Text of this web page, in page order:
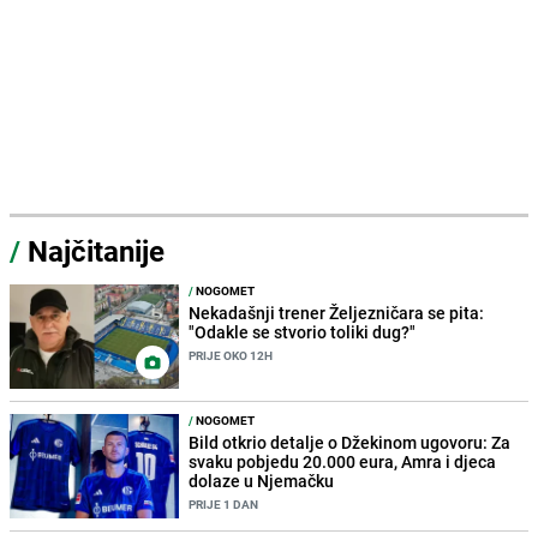
/ Najčitanije
/NOGOMET
Nekadašnji trener Željezničara se pita:
"Odakle se stvorio toliki dug?"
PRIJE OKO 12H
/NOGOMET
Bild otkrio detalje o Džekinom ugovoru: Za
svaku pobjedu 20.000 eura, Amra i djeca
dolaze u Njemačku
PRIJE 1 DAN